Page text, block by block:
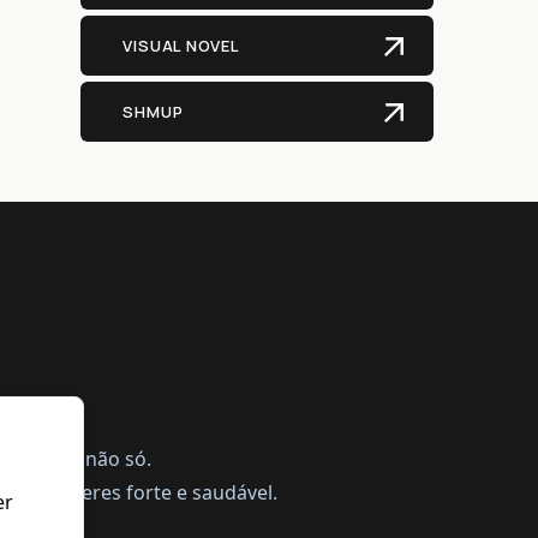
VISUAL NOVEL
SHMUP
mas não só.
te manteres forte e saudável.